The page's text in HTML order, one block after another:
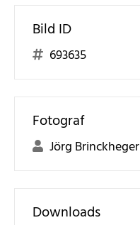
Bild ID
693635
Fotograf
Jörg Brinckheger
Downloads